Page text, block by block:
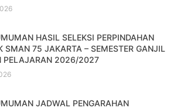
HASIL SELEKSI PERPINDAHAN
SMAN 75 JAKARTA – SEMESTER GANJIL
PELAJARAN 2026/2027
JADWAL PENGARAHAN